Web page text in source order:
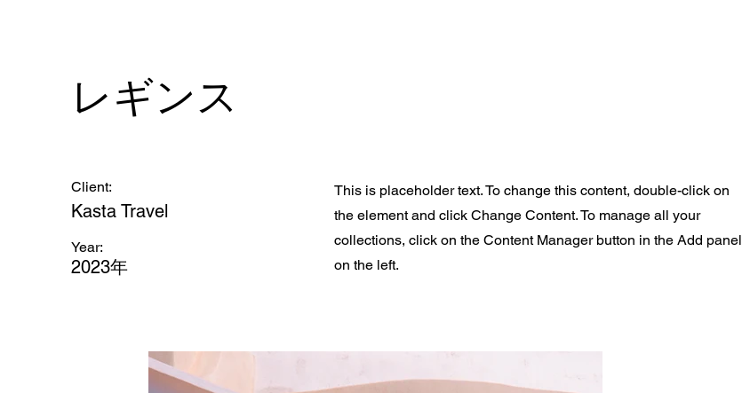
レギンス
Client:
Kasta Travel
Year:
2023年
This is placeholder text. To change this content, double-click on
the element and click Change Content. To manage all your
collections, click on the Content Manager button in the Add panel
on the left.